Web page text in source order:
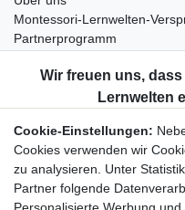
Montessori-Lernwelten-
Partnerprogramm
Bestellung widerrufen
Datenschutzerklärung
AGB
Impressum
Aktuelles rund um
Cookie-Einstellungen:
Cookies verwenden wir
zu analysieren. Unter
Partner folgende